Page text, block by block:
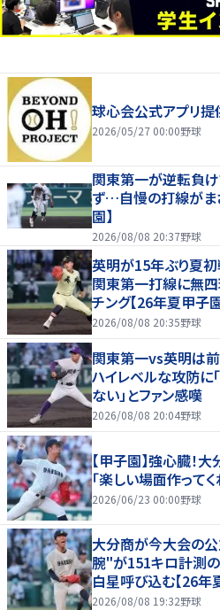
球心会公式アプリ提
2026/05/27 00:00野球
関東第一が逆転負
ず…自慢の打線がま
園】
2026/08/08 20:37野球
英明が15年ぶり夏初
関東第一打線に無
チング【26年夏甲子
2026/08/08 20:35野球
関東第一vs英明は
ハイレベルな攻防に
ない」とファン感嘆
2026/08/08 20:04野球
【甲子園】強心臓！
「楽しい場面作って
2026/06/23 00:00野球
大分商が今大会の
腕"が151キロ計測
白星呼び込む【26年
2026/08/08 19:32野球